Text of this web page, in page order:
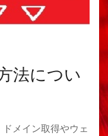
法につい
メイン取得やウェ